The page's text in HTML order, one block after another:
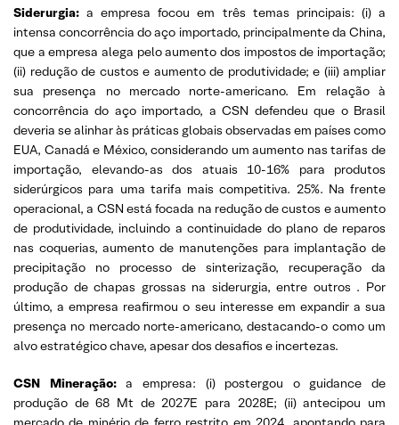
Siderurgia:a empresa focou em três temas principais: (i) a
intensa concorrência do aço importado, principalmente da China,
que a empresa alega pelo aumento dos impostos de importação;
(ii) redução de custos e aumento de produtividade; e (iii) ampliar
sua presença no mercado norte-americano. Em relação à
concorrência do aço importado, a CSN defendeu que o Brasil
deveria se alinhar às práticas globais observadas em países como
EUA, Canadá e México, considerando um aumento nas tarifas de
importação, elevando-as dos atuais 10-16% para produtos
siderúrgicos para uma tarifa mais competitiva. 25%. Na frente
operacional, a CSN está focada na redução de custos e aumento
de produtividade, incluindo a continuidade do plano de reparos
nas coquerias, aumento de manutenções para implantação de
precipitação no processo de sinterização, recuperação da
produção de chapas grossas na siderurgia, entre outros . Por
último, a empresa reafirmou o seu interesse em expandir a sua
presença no mercado norte-americano, destacando-o como um
alvo estratégico chave, apesar dos desafios e incertezas.
CSN Mineração:a empresa: (i) postergou o guidance de
produção de 68 Mt de 2027E para 2028E; (ii) antecipou um